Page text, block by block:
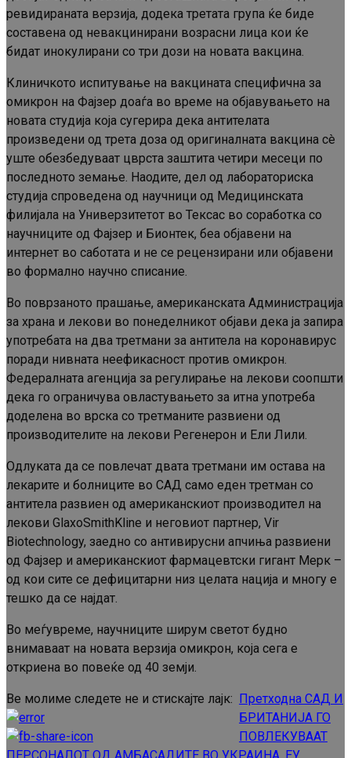
ревидираната верзија, додека третата група ќе биде
составена од невакцинирани возрасни лица кои ќе
бидат инокулирани со три дози на новата вакцина.
Клиничкото испитување на вакцината специфична за
омикрон на Фајзер доаѓа во време на објавувањето на
новата студија која сугерира дека антителата
произведени од трета доза од оригиналната вакцина сè
уште обезбедуваат цврста заштита четири месеци по
последното земање. Наодите, дел од лабораториска
студија спроведена од научници од Медицинската
филијала на Универзитетот во Тексас во соработка со
научниците од Фајзер и Бионтек, беа објавени на
интернет во саботата и не се рецензирани или објавени
во формално научно списание.
Во поврзаното прашање, американската Администрација
за храна и лекови во понеделникот објави дека ја запира
употребата на два третмани за антитела на коронавирус
поради нивната неефикасност против омикрон.
Федералната агенција за регулирање на лекови соопшти
дека го ограничува овластувањето за итна употреба
доделена во врска со третманите развиени од
производителите на лекови Регенерон и Ели Лили.
Одлуката да се повлечат двата третмани им остава на
лекарите и болниците во САД само еден третман со
антитела развиен од американскиот производител на
лекови GlaxoSmithKline и неговиот партнер, Vir
Biotechnology, заедно со антивирусни апчиња развиени
од Фајзер и американскиот фармацевтски гигант Мерк –
од кои сите се дефицитарни низ целата нација и многу е
тешко да се најдат.
Во меѓувреме, научниците ширум светот будно
внимаваат на новата верзија омикрон, која сега е
откриена во повеќе од 40 земји.
Ве молиме следете не и стискајте лајк:
Continue
Reading
Претходна САД И
БРИТАНИЈА ГО
ПОВЛЕКУВААТ